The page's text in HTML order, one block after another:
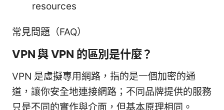
resources
常見問題（FAQ）
VPN 與 VPN 的區別是什麼？
VPN 是虛擬專用網路，指的是一個加密的通
道，讓你安全地連接網路；不同品牌提供的服務
只是不同的實作與介面，但基本原理相同。